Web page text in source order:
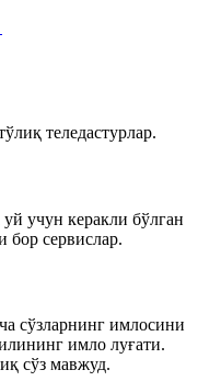
теледастурлар.
учун керакли бўлган
бор сервислар.
сўзларнинг имлосини
имло луғати.
сўз мавжуд.